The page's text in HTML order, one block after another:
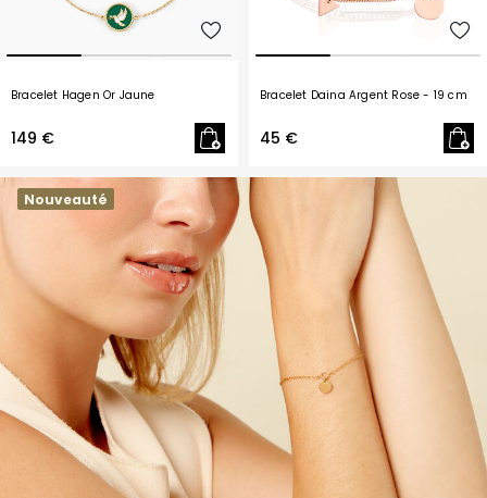
Bracelet Hagen Or Jaune
149 €
Bracelet Daina Argent Rose- 19 cm
45 €
Nouveauté